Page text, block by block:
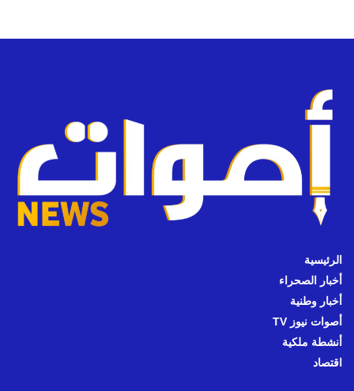
الرئيسية
أخبار الصحراء
أخبار وطنية
أصوات نيوز TV
أنشطة ملكية
اقتصاد